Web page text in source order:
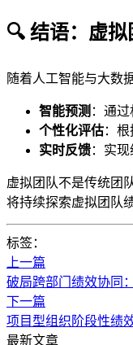
🔍 结语：虚
随着人工智能与大数
智能预测 ：通
个性化评估：
实时反馈：实
虚拟团队不是传统团
将持续探索虚拟团队
标签：
上一篇
破局跨部门绩效协同
下一篇
项目型组织阶段性绩
最新文章